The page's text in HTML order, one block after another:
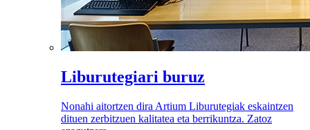
Liburutegiari buruz
Nonahi aitortzen dira Artium Liburutegiak eskaintzen
dituen zerbitzuen kalitatea eta berrikuntza. Zatoz